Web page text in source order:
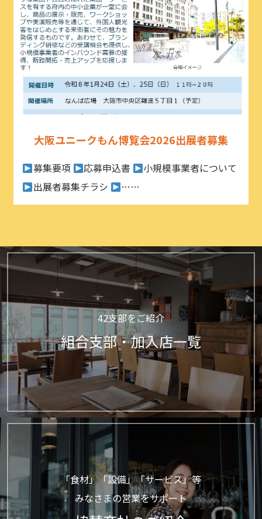
大阪ユニークもん博覧会2026出展者募集
募集要項 応募申込書
小規模事業者について
出展者募集チラシ
……
42支部をご紹介
組合支部・加入店一覧
「食材」「設備」「サービス」等
みなさまの営業をサポート